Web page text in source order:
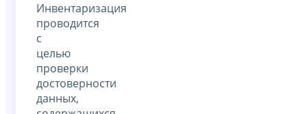
Инвентаризация
проводится
с
целью
проверки
достоверности
данных,